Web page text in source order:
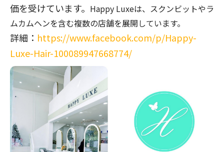
価を受けています。 Happy Luxeは、スクンビットやラ
ムカムヘンを含む複数の店舗を展開しています。
詳細： https://www.facebook.com/p/Happy-
Luxe-Hair-100089947668774/